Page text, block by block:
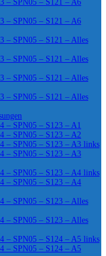
– SPN05 – S121 – A6
– SPN05 – S121 – A6
– SPN05 – S121 – Alles
– SPN05 – S121 – Alles
– SPN05 – S121 – Alles
– SPN05 – S121 – Alles
– SPN05 – S123 – A1
– SPN05 – S123 – A2
– SPN05 – S123 – A3 links
– SPN05 – S123 – A3
– SPN05 – S123 – A4 links
– SPN05 – S123 – A4
– SPN05 – S123 – Alles
– SPN05 – S123 – Alles
– SPN05 – S124 – A5 links
– SPN05 – S124 – A5